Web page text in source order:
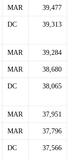
MAR 39,477
DC 39,313
MAR 39,284
MAR 38,680
DC 38,065
MAR 37,951
MAR 37,796
DC 37,566